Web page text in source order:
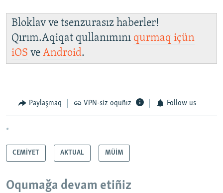
Bloklav ve tsenzurasız haberler!
Qırım.Aqiqat qullanımını qurmaq içün
iOS ve Android.
Paylaşmaq VPN-siz oquñız Follow us
*
CEMİYET AKTUAL MÜİM
Oqumağa devam etiñiz